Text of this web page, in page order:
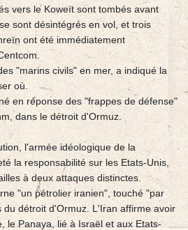
vers le Koweït sont tombés avant
sont désintégrés en vol, et trois
ont été immédiatement
"marins civils" en mer, a indiqué la
où.
en réponse des "frappes de défense"
dans le détroit d'Ormuz.
l'armée idéologique de la
la responsabilité sur les Etats-Unis,
à deux attaques distinctes.
"un pétrolier iranien", touché "par
du détroit d'Ormuz. L'Iran affirme avoir
le Panaya, lié à Israël et aux Etats-